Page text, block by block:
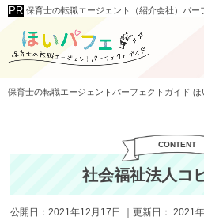
保育士の転職エージェント（紹介会社）パー
保育士の転職エージェントパーフェクトガイド ほ
社会福祉法人コ
公開日：2021年12月17日 ｜更新日：2021